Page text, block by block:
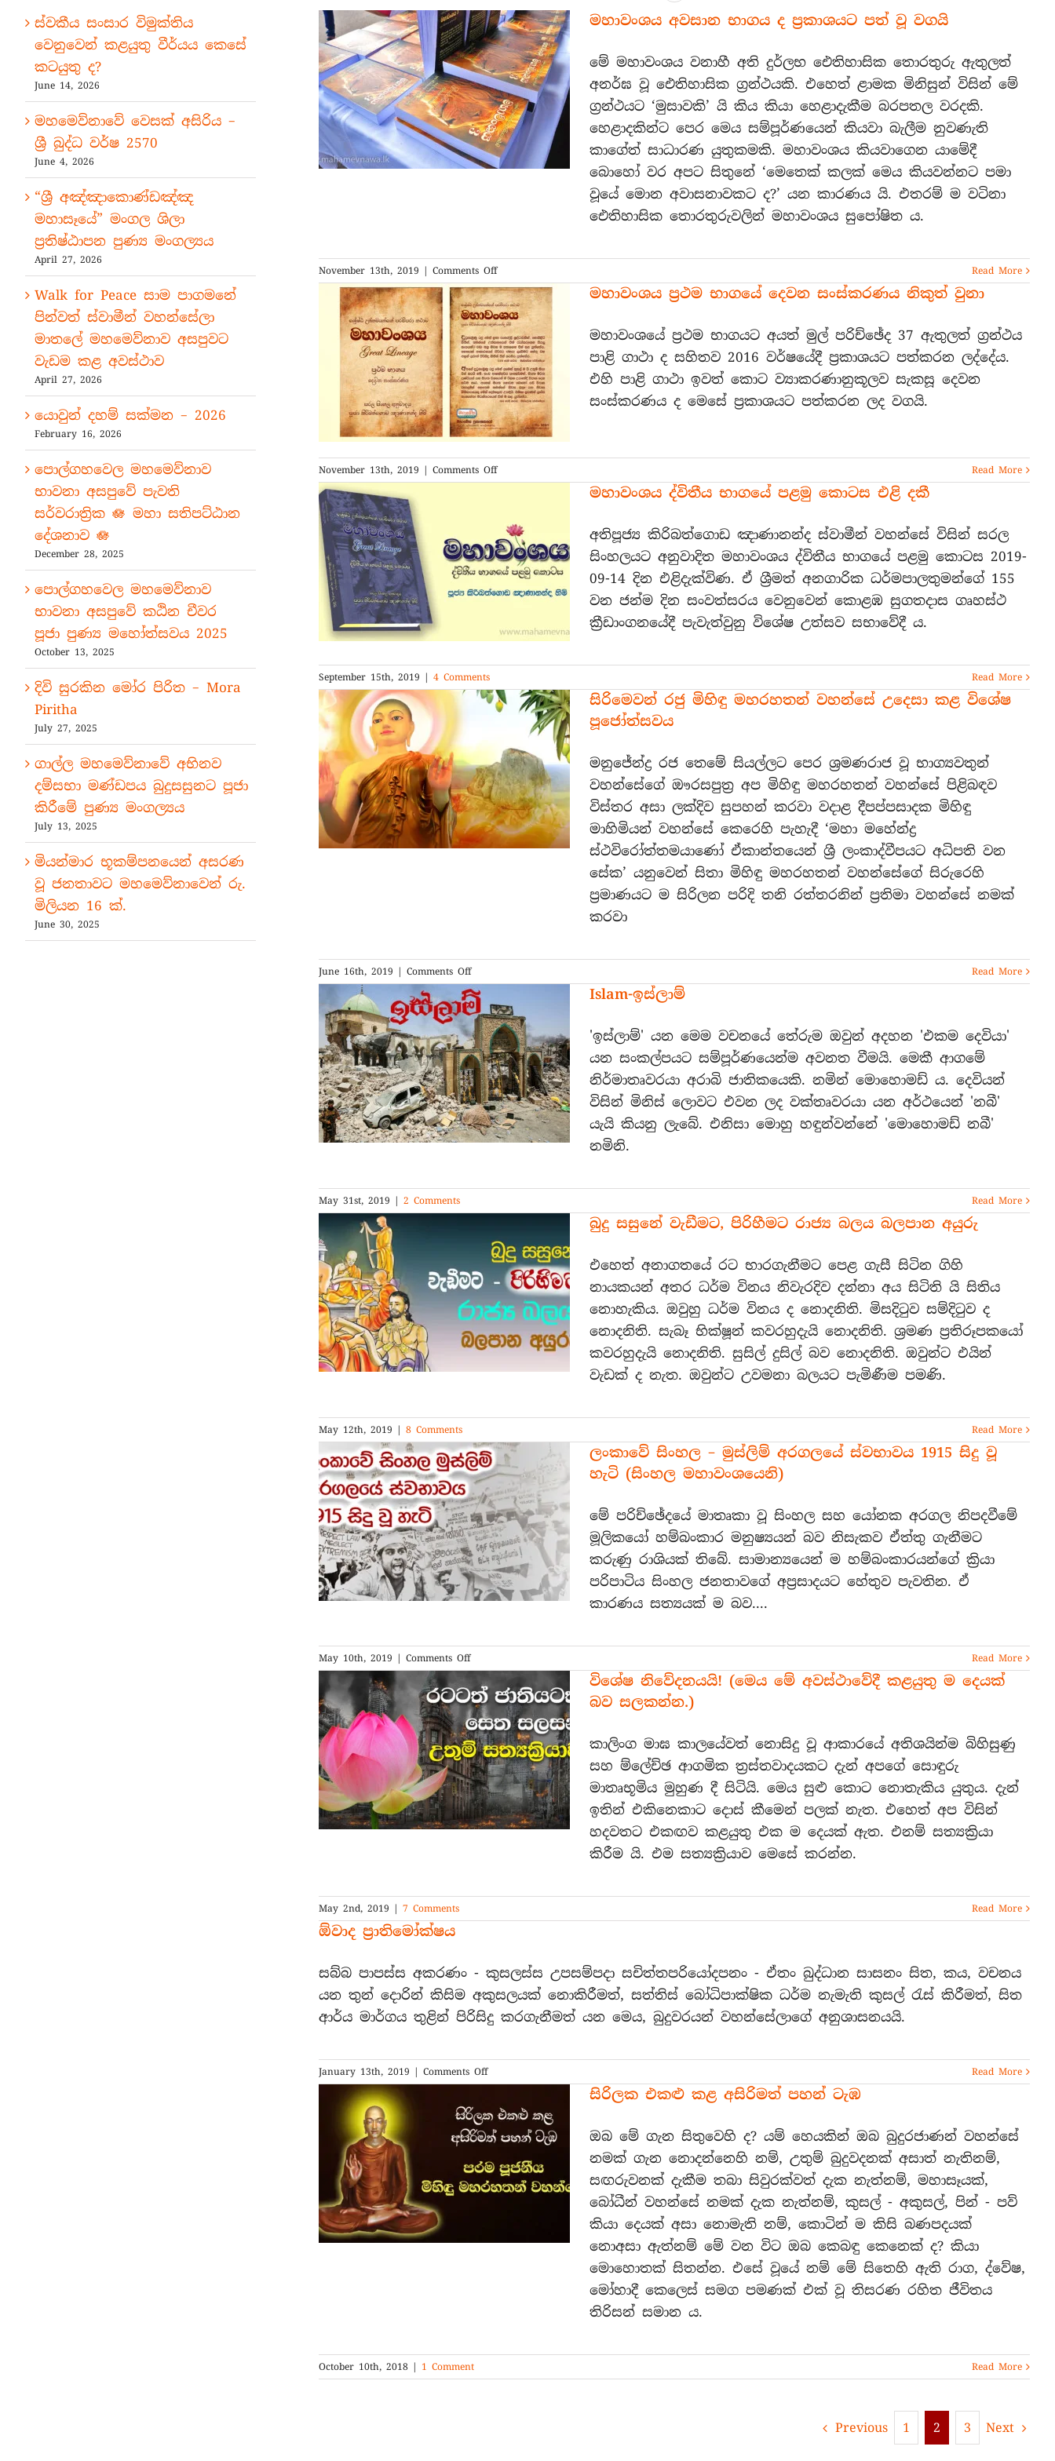
මහාවංශය අවසාන භාගය ද
ප්‍රකාශයට පත් වූ වගයි
මහාවංශය අවසාන භාගය ද ප්‍රකාශයට පත් වූ වගයි
මේ මහාවංශය වනාහී අති දුර්ලභ ඓතිහාසික තොරතුරු ඇතුලත්
අනර්ඝ වූ ඓතිහාසික ග්‍රන්ථයකි. එහෙත් ළාමක මිනිසුන් විසින් මේ
ග්‍රන්ථයට ‘මුසාවකි’ යි කිය කියා හෙළාදැකීම බරපතල වරදකි.
හෙළාදකින්ට පෙර මෙය සම්පූර්ණයෙන් කියවා බැලීම නුවණැති
කාගේත් සාධාරණ යුතුකමකි. මහාවංශය කියවාගෙන යාමේදී
බොහෝ වර අපට සිතුනේ ‘මෙතෙක් කලක් මෙය කියවන්නට පමා
වූයේ මොන අවාසනාවකට ද?’ යන කාරණය යි. එතරම් ම වටිනා
ඓතිහාසික තොරතුරුවලින් මහාවංශය සුපෝෂිත ය.
November 13th, 2019 | Comments Offon
මහාවංශය
අවසාන
භාගය
ප්‍රකාශයට
පත්
වූ
වගයි
Read More
මහාවංශය ‍ප්‍රථම භාගයේ දෙවන සංස්කරණය නිකුත් වුනා
මහාවංශයේ ප්‍රථම භාගයට අයත් මුල් පරිච්ඡේද 37 ඇතුලත් ග්‍රන්ථය
පාළි ගාථා ද සහිතව 2016 වර්ෂයේදී ප්‍රකාශයට පත්කරන ලද්දේය.
එහි පාළි ගාථා ඉවත් කොට ව්‍යාකරණානුකූලව සැකසූ දෙවන
සංස්කරණය ද මෙසේ ප්‍රකාශයට පත්කරන ලද වගයි.
November 13th, 2019 | Comments Offon
මහාවංශය
දෙවන
සංස්කරණය
නිකුත්
වුනා
Read More
මහාවංශය ද්විතීය භාගයේ පළමු කොටස එළි දකී
අතිපූජ්‍ය කිරිබත්ගොඩ ඤාණානන්ද ස්වාමීන් වහන්සේ විසින් සරල
සිංහලයට අනුවාදිත මහාවංශය ද්විතීය භාගයේ පළමු කොටස 2019-
09-14 දින එළිදැක්විණ. ඒ ශ්‍රීමත් අනගාරික ධර්මපාලතුමන්ගේ 155
වන ජන්ම දින සංවත්සරය වෙනුවෙන් කොළඹ සුගතදාස ගෘහස්ථ
ක්‍රීඩාංගනයේදී පැවැත්වුනු විශේෂ උත්සව සභාවේදී ය.
September 15th, 2019 | 4 Comments Read More
සිරිමෙවන් රජු මිහිඳු
මහරහතන් වහන්සේ උදෙසා
කළ විශේෂ පූජෝත්සවය
සිරිමෙවන් රජු මිහිඳු මහරහතන් වහන්සේ උදෙසා කළ විශේෂ
පූජෝත්සවය
මනුජේන්ද්‍ර රජ තෙමේ සියල්ලට පෙර ශ්‍රමණරාජ වූ භාග්‍යවතුන්
වහන්සේගේ ඖරසපුත්‍ර අප මිහිඳු මහරහතන් වහන්සේ පිළිබඳව
විස්තර අසා ලක්දිව සුපහන් කරවා වදාළ දීපප්පසාදක මිහිඳු
මාහිමියන් වහන්සේ කෙරෙහි පැහැදී ‘මහා මහේන්ද්‍ර
ස්ථවිරෝත්තමයාණෝ ඒකාන්තයෙන් ශ්‍රී ලංකාද්වීපයට අධිපති වන
සේක’ යනුවෙන් සිතා මිහිඳු මහරහතන් වහන්සේගේ සිරුරෙහි
ප්‍රමාණයට ම සිරිලන පරිදි තනි රත්තරනින් ප්‍රතිමා වහන්සේ නමක්
කරවා
June 16th, 2019 | Comments Offon
සිරිමෙවන්
රජු
මිහිඳු
මහරහතන්
වහන්සේ
උදෙසා
කළ
විශේෂ
පූජෝත්සවය
Read More
Islam-ඉස්ලාම්
'ඉස්ලාම්' යන මෙම වචනයේ තේරුම ඔවුන් අදහන 'එකම දෙවියා'
යන සංකල්පයට සම්පූර්ණයෙන්ම අවනත වීමයි. මෙකී ආගමේ
නිර්මාතෘවරයා අරාබි ජාතිකයෙකි. නමින් මොහොමඩ් ය. දෙවියන්
විසින් මිනිස් ලොවට එවන ලද වක්තෘවරයා යන අර්ථයෙන් 'නබී'
යැයි කියනු ලැබේ. එනිසා මොහු හඳුන්වන්නේ 'මොහොමඩ් නබී'
නමිනි.
May 31st, 2019 | 2 Comments Read More
බුදු සසුනේ වැඩීමට, පිරිහීමට
බුදු සසුනේ වැඩීමට, පිරිහීමට රාජ්‍ය බලය බලපාන අයුරු
එහෙත් අනාගතයේ රට භාරගැනීමට පෙළ ගැසී සිටින ගිහි
නායකයන් අතර ධර්ම විනය නිවැරදිව දන්නා අය සිටිති යි සිතිය
නොහැකිය. ඔවුහු ධර්ම විනය ද නොදනිති. මිසදිටුව සම්දිටුව ද
නොදනිති. සැබෑ භික්ෂූන් කවරහුදැයි නොදනිති. ශ්‍රමණ ප්‍රතිරූපකයෝ
කවරහුදැයි නොදනිති. සුසිල් දුසිල් බව නොදනිති. ඔවුන්ට එයින්
වැඩක් ද නැත. ඔවුන්ට උවමනා බලයට පැමිණීම පමණි.
May 12th, 2019 | 8 Comments Read More
ලංකාවේ සිංහල – මුස්ලිම්
අරගලයේ ස්වභාවය 1915 සිදු
වූ හැටි (සිංහල
මහාවංශයෙනි)
ලංකාවේ සිංහල – මුස්ලිම් අරගලයේ ස්වභාවය 1915 සිදු වූ
හැටි (සිංහල මහාවංශයෙනි)
මේ පරිච්ඡේදයේ මාතෘකා වූ සිංහල සහ යෝනක අරගල නිපදවීමේ
මූලිකයෝ හම්බංකාර මනුෂ්‍යයන් බව නිසැකව ඒත්තු ගැනීමට
කරුණු රාශියක් තිබේ. සාමාන්‍යයෙන් ම හම්බංකාරයන්ගේ ක්‍රියා
පරිපාටිය සිංහල ජනතාවගේ අප්‍රසාදයට හේතුව පැවතින. ඒ
කාරණය සත්‍යයක් ම බව....
May 10th, 2019 | Comments Offon
ලංකාවේ
සිංහල
–
මුස්ලිම්
අරගලයේ
ස්වභාවය
1915
සිදු
වූ
හැටි
(සිංහල
Read More
විශේෂ නිවේදනයයි! (මෙය මේ
අවස්ථාවේදී කළයුතු ම දෙයක්
විශේෂ නිවේදනයයි! (මෙය මේ අවස්ථාවේදී කළයුතු ම දෙයක්
බව සලකන්න.)
කාලිංග මාඝ කාලයේවත් නොසිදු වූ ආකාරයේ අතිශයින්ම බිහිසුණු
සහ ම්ලේච්ඡ ආගමික ත්‍රස්තවාදයකට දැන් අපගේ සොඳුරු
මාතෘභූමිය මුහුණ දී සිටියි. මෙය සුළු කොට නොතැකිය යුතුය. දැන්
ඉතින් එකිනෙකාට දොස් කීමෙන් පලක් නැත. එහෙත් අප විසින්
හදවතට එකඟව කළයුතු එක ම දෙයක් ඇත. එනම් සත්‍යක්‍රියා
කිරීම යි. එම සත්‍යක්‍රියාව මෙසේ කරන්න.
May 2nd, 2019 | 7 Comments Read More
ඕවාද ප්‍රාතිමෝක්ෂය
සබ්බ පාපස්ස අකරණං - කුසලස්ස උපසම්පදා සචිත්තපරියෝදපනං - ඒතං බුද්ධාන සාසනං සිත, කය, වචනය
යන තුන් දොරින් කිසිම අකුසලයක් නොකිරීමත්, සත්තිස් බෝධිපාක්ෂික ධර්ම නැමැති කුසල් රැස් කිරීමත්, සිත
ආර්ය මාර්ගය තුළින් පිරිසිදු කරගැනීමත් යන මෙය, බුදුවරයන් වහන්සේලාගේ අනුශාසනයයි.
January 13th, 2019 | Comments Offon
ඕවාද
Read More
පහන් ටැඹ
සිරිලක එකළු කළ අසිරිමත් පහන් ටැඹ
ඔබ මේ ගැන සිතුවෙහි ද? යම් හෙයකින් ඔබ බුදුරජාණන් වහන්සේ
නමක් ගැන නොදන්නෙහි නම්, උතුම් බුදුවදනක් අසාත් නැතිනම්,
සඟරුවනක් දැකීම තබා සිවුරක්වත් දැක නැත්නම්, මහාසෑයක්,
බෝධීන් වහන්සේ නමක් දැක නැත්නම්, කුසල් - අකුසල්, පින් - පව්
කියා දෙයක් අසා නොමැති නම්, කොටින් ම කිසි බණපදයක්
නොඅසා ඇත්නම් මේ වන විට ඔබ කෙබඳු කෙනෙක් ද? කියා
මොහොතක් සිතන්න. එසේ වූයේ නම් මේ සිතෙහි ඇති රාග, ද්වේෂ,
මෝහාදී කෙලෙස් සමග පමණක් එක් වූ තිසරණ රහිත ජීවිතය
තිරිසන් සමාන ය.
October 10th, 2018 | 1 Comment Read More
Previous 1 2 3 Next
ස්වකීය සංසාර විමුක්තිය
වෙනුවෙන් කළයුතු වීර්යය කෙසේ
කටයුතු ද?
June 14, 2026
මහමෙව්නාවේ වෙසක් අසිරිය –
ශ්‍රී බුද්ධ වර්ෂ 2570
June 4, 2026
“ශ්‍රී අඤ්ඤාකොණ්ඩඤ්ඤ
මහාසෑයේ” මංගල ශිලා
ප්‍රතිෂ්ඨාපන පුණ්‍ය මංගල්‍යය
April 27, 2026
Walk for Peace සාම පාගමනේ
පින්වත් ස්වාමීන් වහන්සේලා
මාතලේ මහමෙව්නාව අසපුවට
වැඩම කළ අවස්ථාව
April 27, 2026
යොවුන් දහම් සක්මන – 2026
February 16, 2026
පොල්ගහවෙල මහමෙව්නාව
භාවනා අසපුවේ පැවති
සර්වරාත්‍රික 🪷 මහා සතිපට්ඨාන
දේශනාව 🪷
December 28, 2025
පොල්ගහවෙල මහමෙව්නාව
භාවනා අසපුවේ කඨින චීවර
පූජා පුණ්‍ය මහෝත්සවය 2025
October 13, 2025
දිවි සුරකින මෝර පිරිත – Mora
Piritha
July 27, 2025
ගාල්ල මහමෙව්නාවේ අභිනව
දම්සභා මණ්ඩපය බුදුසසුනට පූජා
කිරීමේ පුණ්‍ය මංගල්‍යය
July 13, 2025
මියන්මාර භූකම්පනයෙන් අසරණ
වූ ජනතාවට මහමෙව්නාවෙන් රු.
මිලියන 16 ක්.
June 30, 2025